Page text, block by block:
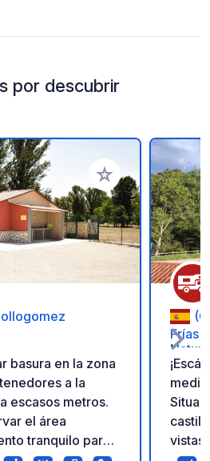
por descubrir
Añadir a tus
basura en la zona
a la
escasos metros.
el área
tranquilo para
Frías
vistas